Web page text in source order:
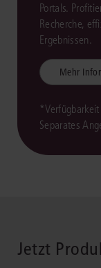
Portals.
Recherche,
Ergebnissen.
Mehr
Separates
Jetzt